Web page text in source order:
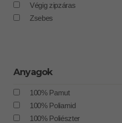
Végig zipzáras
Zsebes
Anyagok
100% Pamut
100% Poliamid
100% Poliészter